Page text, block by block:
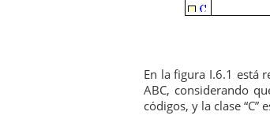
En la figura I.6.1 está
ABC, considerando
códigos, y la clase “C”